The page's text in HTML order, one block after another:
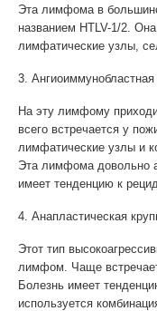
Эта лимфома в
названием HTLV-1/2.
лимфатические узлы,
3.
На эту лимфому
всего встречается у
лимфатические узлы и
Эта лимфома довольно
имеет тенденцию к
4. Анапластическая
Этот тип
лимфом. Чаще
Болезнь имеет
используется